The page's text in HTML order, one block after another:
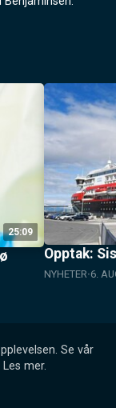
25:09
Opptak:
NYHETER 6.
Se vår
Les mer.